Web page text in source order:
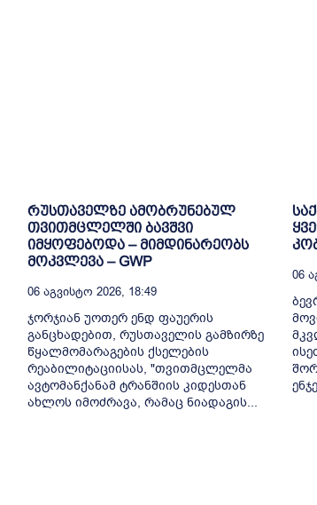
რუსთაველზე ამობრუნებულ
თვითმცლელში ბავშვი
იმყოფებოდა – მიმდინარეობს
მოკვლევა – GWP
06 Აგვისტო 2026, 18:49
ჯორჯიან უოთერ ენდ ფაუერის
განცხადებით, რუსთაველის გამზირზე
წყალმომარაგების ქსელების
რეაბილიტაციისას, "თვითმცლელმა
ავტომანქანამ ტრანშიის კიდესთან
ახლოს იმოძრავა, რამაც ნიადაგის...
06